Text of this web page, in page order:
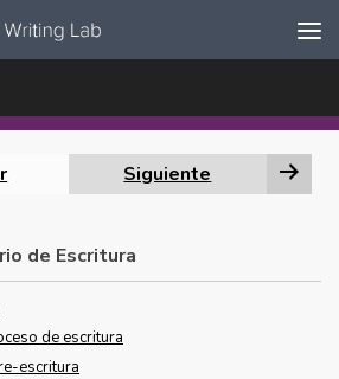
Siguiente
de Escritura
de escritura
escritura